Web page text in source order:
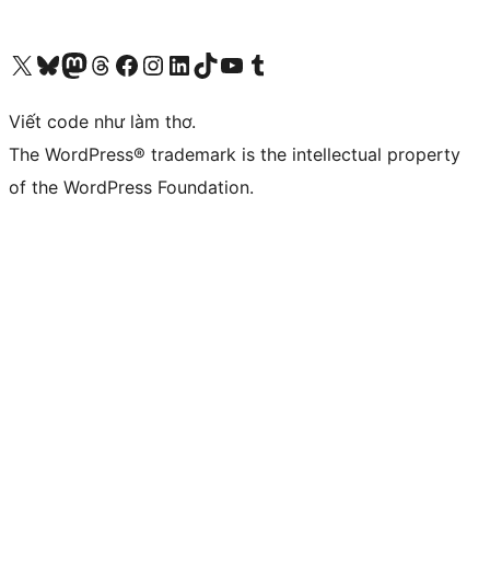
Truy cập tài khoản X (trước đây là Twitter) của chúng tôiVisit our Bluesky account
Visit our Mastodon account
Visit our Threads account
Xem trang Facebook của chúng tôiTruy cập tài khoản Instagram của chúng tôiTruy cập tài khoản LinkedIn của chúng tôiVisit our TikTok account
Truy cập kênh YouTube của chúng tôi Visit our Tumblr account
Viết code như làm thơ.
The WordPress® trademark is the intellectual property
of the WordPress Foundation.